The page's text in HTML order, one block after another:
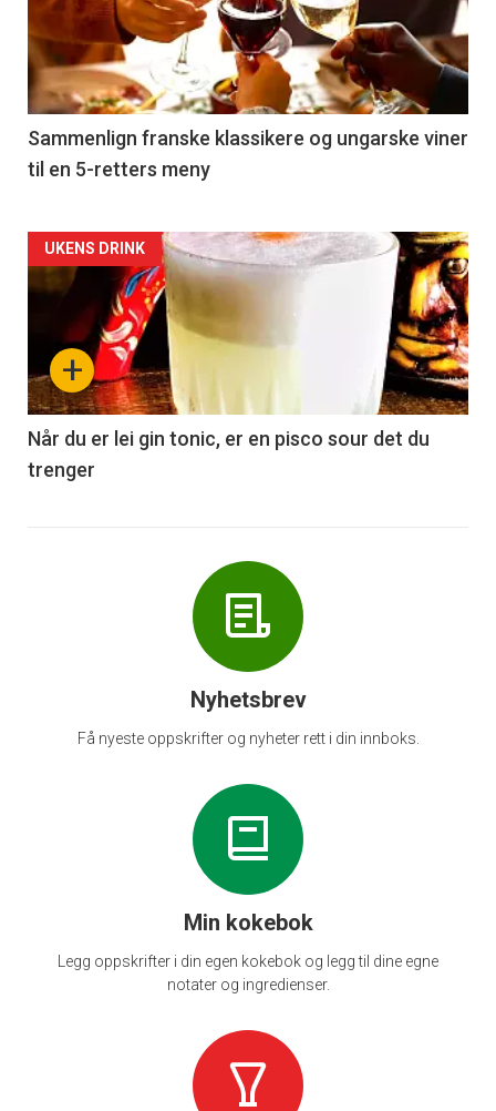
nå
-
5
Sammenlign franske klassikere og ungarske viner
til en 5-retters meny
Forsiden
akkurat
nå
-
6
+
UKENS DRINK
Når du er lei gin tonic, er en pisco sour det du
trenger
Nyhetsbrev
Få nyeste oppskrifter og nyheter rett i din innboks.
Min kokebok
Legg oppskrifter i din egen kokebok og legg til dine egne
notater og ingredienser.